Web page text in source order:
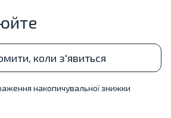
коли з'явиться
накопичувальної знижки